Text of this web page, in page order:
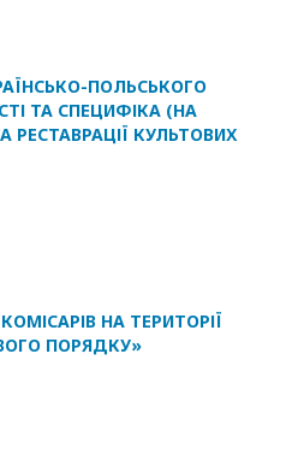
ПОЛЬСЬКОГО
ТА СПЕЦИФІКА (НА
РЕСТАВРАЦІЇ КУЛЬТОВИХ
НА ТЕРИТОРІЇ
ПОРЯДКУ»